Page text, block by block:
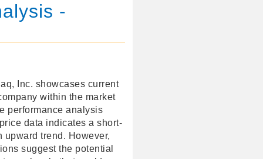
-
Inc. showcases current
within the market
performance analysis
data indicates a short-
upward trend. However,
suggest the potential